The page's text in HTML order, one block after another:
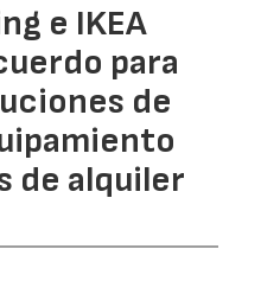
e IKEA
para
de
de alquiler